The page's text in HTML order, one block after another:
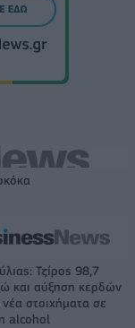
Τζίρος 98,7
και αύξηση κερδών
στοιχήματα σε
alcohol